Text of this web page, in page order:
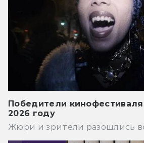
Победители
2026 году
Жюри и зрители разошлись